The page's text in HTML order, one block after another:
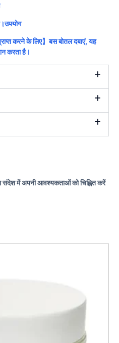
उपयोग
करने के लिए】बस बोतल दबाएं, यह
करता है।
में अपनी आवश्यकताओं को चिह्नित करें